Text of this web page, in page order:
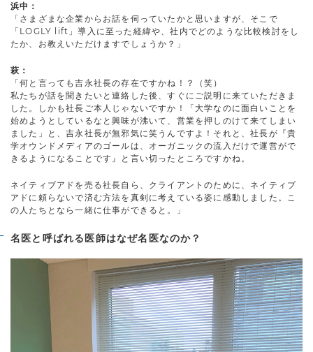
浜中：
「さまざまな企業からお話を伺っていたかと思いますが、そこで
「LOGLY lift」導入に至った経緯や、社内でどのような比較検討をし
たか、お教えいただけますでしょうか？」
萩：
「何と言っても吉永社長の存在ですかね！？（笑）
私たちが話を聞きたいと連絡した後、すぐにご説明に来ていただきま
した。しかも社長ご本人じゃないですか！「大学なのに面白いことを
始めようとしているなと興味が沸いて、営業を押しのけて来てしまい
ました」と、吉永社長が無邪気に笑うんですよ！それと、社長が『貴
学オウンドメディアのゴールは、オーガニックの流入だけで運営がで
きるようになることです』と言い切ったところですかね。
ネイティブアドを売る社長自ら、クライアントのために、ネイティブ
アドに頼らないで済む方法を真剣に考えている姿に感動しました。こ
の人たちとなら一緒に仕事ができると。」
名医と呼ばれる医師はなぜ名医なのか？